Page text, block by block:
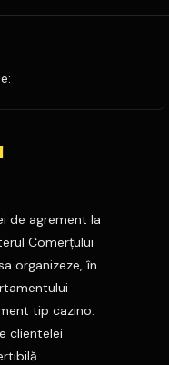
de agrement la
Comerţului
organizeze, în
tip cazino.
clientelei